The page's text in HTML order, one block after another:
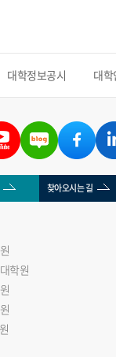
대학정보공시 대
찾아오시는 길
학원